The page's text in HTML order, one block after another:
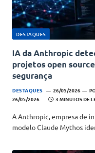
DESTAQUES
IA da Anthropic
projetos open
segurança
DESTAQUES 26/05/2026
26/05/2026
3 MINUTOS DE
A Anthropic, empresa de
modelo Claude Mythos